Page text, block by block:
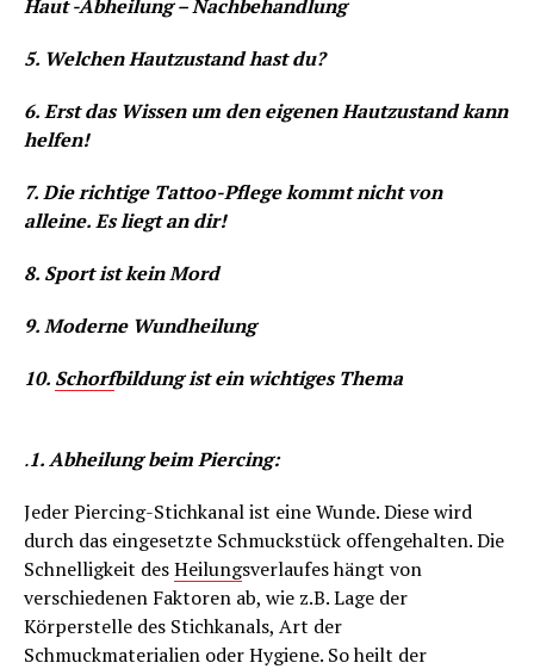
Haut -Abheilung – Nachbehandlung
5. Welchen Hautzustand hast du?
6. Erst das Wissen um den eigenen Hautzustand kann
helfen!
7. Die richtige Tattoo-Pflege kommt nicht von
alleine. Es liegt an dir!
8. Sport ist kein Mord
9. Moderne Wundheilung
10. Schorfbildung ist ein wichtiges Thema
.1. Abheilung beim Piercing:
Jeder Piercing-Stichkanal ist eine Wunde. Diese wird
durch das eingesetzte Schmuckstück offengehalten. Die
Schnelligkeit desHeilungsverlaufes hängt von
verschiedenen Faktoren ab, wie z.B. Lage der
Körperstelle des Stichkanals, Art der
Schmuckmaterialien oder Hygiene. So heilt der